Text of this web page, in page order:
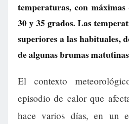
temperaturas, con
30 y 35 grados. Las
superiores a las habituales,
de algunas brumas
El contexto
episodio de calor que
hace varios días, en un